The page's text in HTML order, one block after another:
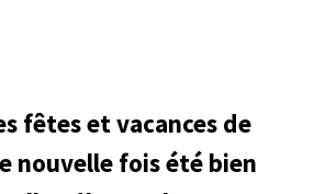
fêtes et vacances de
nouvelle fois été bien